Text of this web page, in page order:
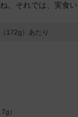
。それでは、実食い
172g）あたり
）